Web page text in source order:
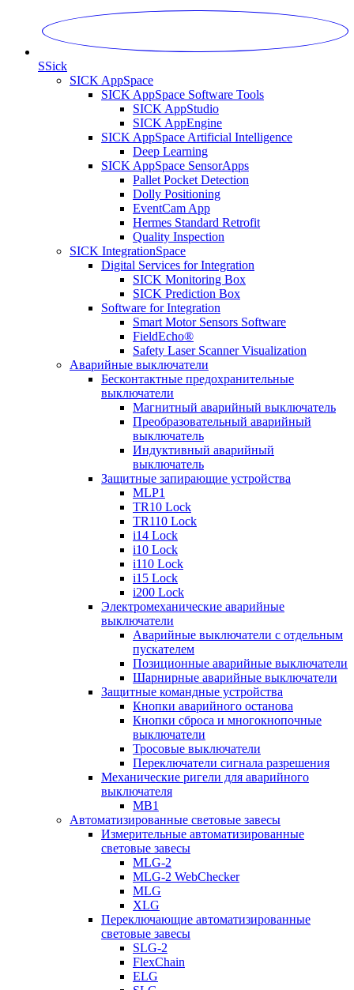
SSick
SICK AppSpace
SICK AppSpace Software Tools
SICK AppStudio
SICK AppEngine
SICK AppSpace Artificial Intelligence
Deep Learning
SICK AppSpace SensorApps
Pallet Pocket Detection
Dolly Positioning
EventCam App
Hermes Standard Retrofit
Quality Inspection
SICK IntegrationSpace
Digital Services for Integration
SICK Monitoring Box
SICK Prediction Box
Software for Integration
Smart Motor Sensors Software
FieldEcho®
Safety Laser Scanner Visualization
Аварийные выключатели
Бесконтактные предохранительные
выключатели
Магнитный аварийный выключатель
Преобразовательный аварийный
выключатель
Индуктивный аварийный
выключатель
Защитные запирающие устройства
MLP1
TR10 Lock
TR110 Lock
i14 Lock
i10 Lock
i110 Lock
i15 Lock
i200 Lock
Электромеханические аварийные
выключатели
Аварийные выключатели с отдельным
пускателем
Позиционные аварийные выключатели
Шарнирные аварийные выключатели
Защитные командные устройства
Кнопки аварийного останова
Кнопки сброса и многокнопочные
выключатели
Тросовые выключатели
Переключатели сигнала разрешения
Механические ригели для аварийного
выключателя
MB1
Автоматизированные световые завесы
Измерительные автоматизированные
световые завесы
MLG-2
MLG-2 WebChecker
MLG
XLG
Переключающие автоматизированные
световые завесы
SLG-2
FlexChain
ELG